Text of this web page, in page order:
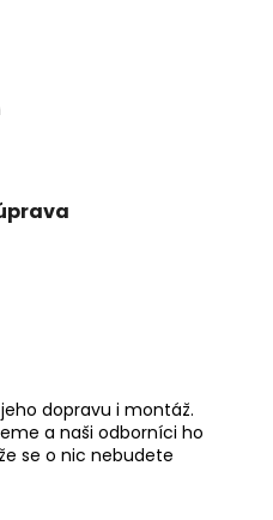
dopravu i montáž.
a naši odborníci ho
se o nic nebudete